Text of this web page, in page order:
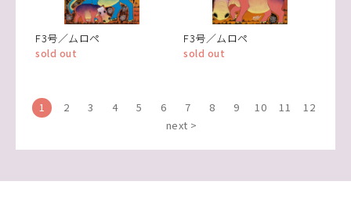
F3号／ムロペ
sold out
F3号／ムロペ
sold out
1 2 3 4 5 6 7 8 9 10 11
12
next >